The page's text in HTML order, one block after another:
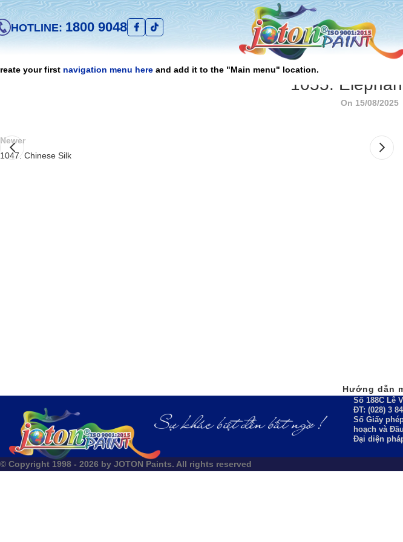
HOTLINE: 1800 9048
your first navigation menu here and add it to the "Main menu" location.
1055.
On 15/08/2025
Newer
1047. Chinese Silk
Hướng dẫn
Số 188C Lê
ĐT: (028) 3
Số Giấy
hoạch và
Đại diện
© Copyright 1998 - 2026 by JOTON Paints. All rights reserved